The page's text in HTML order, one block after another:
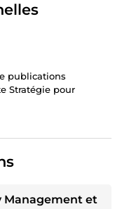
publications
Stratégie pour
et